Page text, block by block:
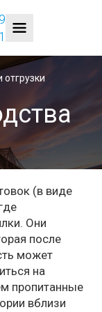
(в виде
Они
после
может
на
пропитанные
вблизи